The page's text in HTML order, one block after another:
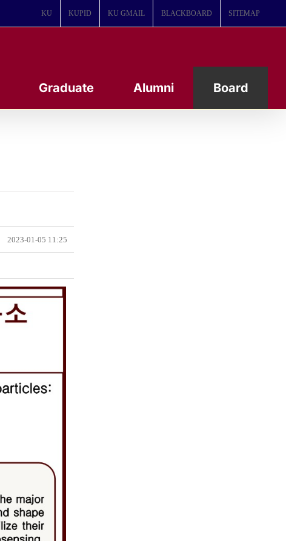
KU KUPID KU GMAIL BLACKBOARD SITEMAP
Graduate Alumni Board
2023-01-05 11:25